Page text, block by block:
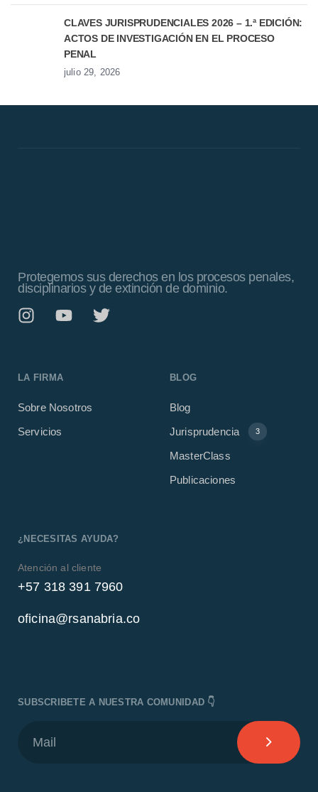
CLAVES JURISPRUDENCIALES 2026 – 1.ª EDICIÓN:
ACTOS DE INVESTIGACIÓN EN EL PROCESO
PENAL
julio 29, 2026
Protegemos sus derechos en los procesos penales,
disciplinarios y de extinción de dominio.
LA FIRMA
Sobre Nosotros
Servicios
BLOG
Blog
Jurisprudencia
3
MasterClass
Publicaciones
¿NECESITAS AYUDA?
Atención al cliente
+57 318 391 7960
oficina@rsanabria.co
SUBSCRIBETE A NUESTRA COMUNIDAD 👇